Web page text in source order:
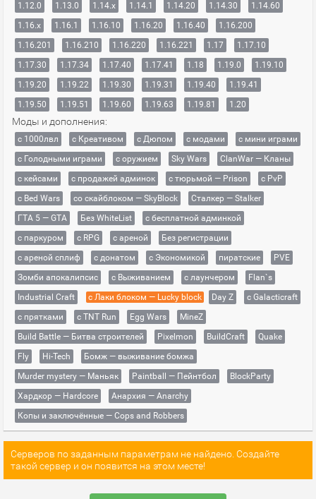
1.12.0
1.13.0 1.14.x 1.14.1 1.14.20 1.14.30
1.14.60
1.16.x
1.16.1 1.16.10 1.16.20 1.16.40
1.16.200
1.16.201
1.16.210 1.16.220 1.16.221 1.17
1.17.10
1.17.30
1.17.34 1.17.40 1.17.41 1.18 1.19.0
1.19.10
1.19.20
1.19.22 1.19.30 1.19.31 1.19.40
1.19.41
1.19.50
1.19.51 1.19.60 1.19.63 1.19.81 1.20
Моды и дополнения:
с 1000лвл c Креативом с Дюпом с модами
с мини играми
с Голодными играми
с оружием Sky Wars
ClanWar — Кланы
с кейсами
с продажей админок с тюрьмой — Prison
с PvP
с Bed Wars
со скайблоком — SkyBlock
Сталкер — Stalker
ГТА 5 — GTA
Без WhiteList
с бесплатной админкой
с паркуром
с RPG с ареной
Без регистрации
с ареной сплиф
с донатом с Экономикой пиратские
PVE
Зомби апокалипсис
с Выживанием с лаунчером
Flan`s
Industrial Craft
с Лаки блоком — Lucky block Day Z
с Galacticraft
с прятками
с TNT Run Egg Wars
MineZ
Build Battle — Битва строителей
Pixelmon BuildCraft
Quake
Fly
Hi-Tech
Бомж — выживание бомжа
Murder mystery — Маньяк
Paintball — Пейнтбол
BlockParty
Хардкор — Hardcore
Анархия — Anarchy
Копы и заключённые — Cops and Robbers
Серверов по заданным параметрам не найдено. Создайте
такой сервер и он появится на этом месте!